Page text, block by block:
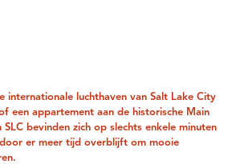
internationale luchthaven van Salt Lake City
een appartement aan de historische Main
bevinden zich op slechts enkele minuten
er meer tijd overblijft om mooie